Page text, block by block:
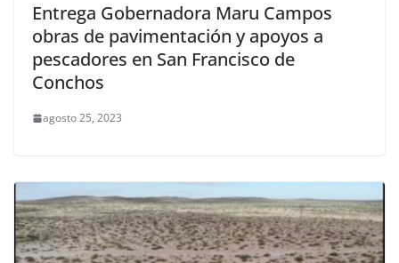
Entrega Gobernadora Maru Campos
obras de pavimentación y apoyos a
pescadores en San Francisco de
Conchos
agosto 25, 2023